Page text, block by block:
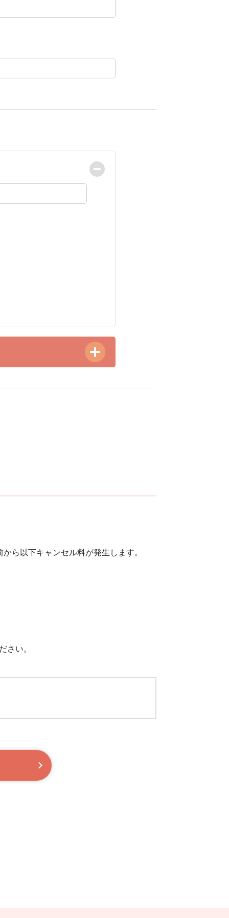
ら以下キャンセル料が発生します。
さい。